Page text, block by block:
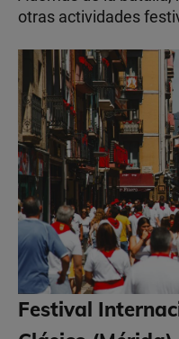
otras actividades
Festival